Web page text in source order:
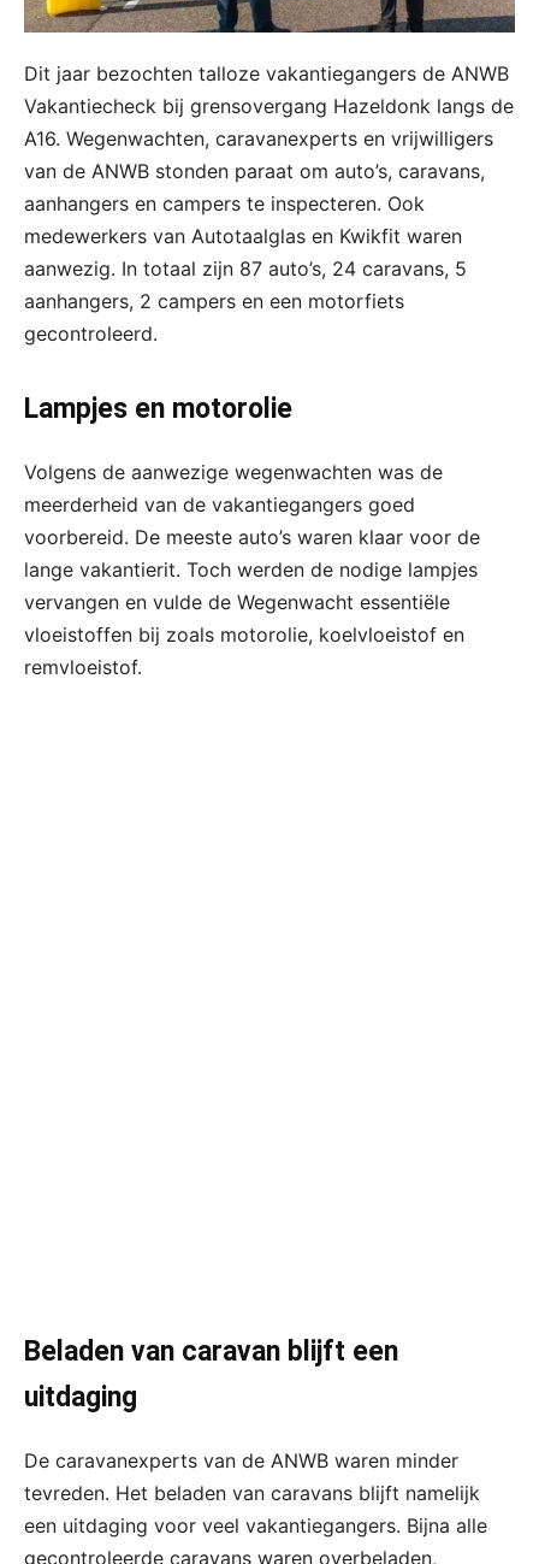
Dit jaar bezochten talloze vakantiegangers de ANWB
Vakantiecheck bij grensovergang Hazeldonk langs de
A16. Wegenwachten, caravanexperts en vrijwilligers
van de ANWB stonden paraat om auto’s, caravans,
aanhangers en campers te inspecteren. Ook
medewerkers van Autotaalglas en Kwikfit waren
aanwezig. In totaal zijn 87 auto’s, 24 caravans, 5
aanhangers, 2 campers en een motorfiets
gecontroleerd.
Lampjes en motorolie
Volgens de aanwezige wegenwachten was de
meerderheid van de vakantiegangers goed
voorbereid. De meeste auto’s waren klaar voor de
lange vakantierit. Toch werden de nodige lampjes
vervangen en vulde de Wegenwacht essentiële
vloeistoffen bij zoals motorolie, koelvloeistof en
remvloeistof.
Beladen van caravan blijft een
uitdaging
De caravanexperts van de ANWB waren minder
tevreden. Het beladen van caravans blijft namelijk
een uitdaging voor veel vakantiegangers. Bijna alle
gecontroleerde caravans waren overbeladen,